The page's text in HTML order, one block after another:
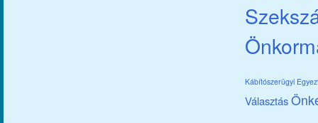
Kábítószerügyi
Választás